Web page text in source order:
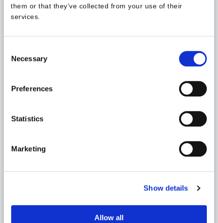
them or that they’ve collected from your use of their
services.
Selection
Necessary
Preferences
Statistics
Marketing
Show details
Allow all
Vuoden 2023 aikana:
Tuotettiin 13 raporttia valmiiksi
Tuotiin kokonaan uusi tietolähde tietovarastoon
4 raporttia työn alla
Jotta uuden raportointikokonaisuuden tehokkuus ja
toimivuus säilyisivät pitkällä aikavälillä, asiakkaalle
varmistaa, että raportointijärjestelmä pysyy ajan
tasalla, on helposti hallittavissa ja että sen käyttö on
ohjeistuksia ja käytäntöjäraporttien päivityksille,
käyttöoikeuksien hallinnalle sekä datan laadun